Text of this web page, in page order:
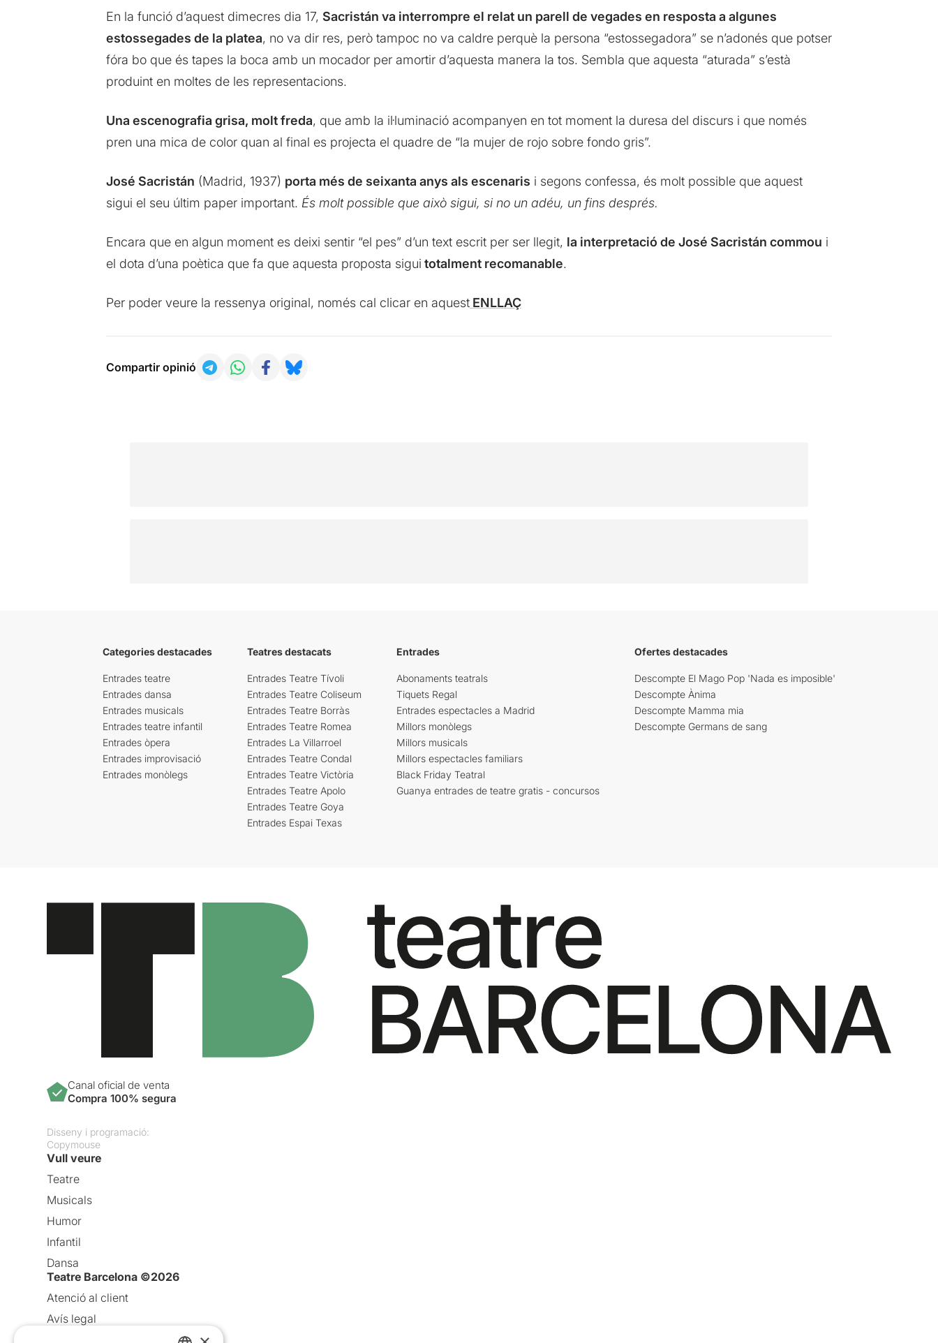
En la funció d’aquest dimecres dia 17, Sacristán va interrompre el relat un parell de vegades en resposta a algunes
estossegades de la platea, no va dir res, però tampoc no va caldre perquè la persona “estossegadora” se n’adonés que potser
fóra bo que és tapes la boca amb un mocador per amortir d’aquesta manera la tos. Sembla que aquesta “aturada” s’està
produint en moltes de les representacions.
Una escenografia grisa, molt freda, que amb la il·luminació acompanyen en tot moment la duresa del discurs i que només
pren una mica de color quan al final es projecta el quadre de “la mujer de rojo sobre fondo gris”.
José Sacristán (Madrid, 1937) porta més de seixanta anys als escenaris i segons confessa, és molt possible que aquest
sigui el seu últim paper important. És molt possible que això sigui, si no un adéu, un fins després.
Encara que en algun moment es deixi sentir “el pes” d’un text escrit per ser llegit, la interpretació de José Sacristán commou i
el dota d’una poètica que fa que aquesta proposta sigui totalment recomanable.
Per poder veure la ressenya original, només cal clicar en aquestENLLAÇ
Compartir opinió
Categories destacades
Entrades teatre
Entrades dansa
Entrades musicals
Entrades teatre infantil
Entrades òpera
Entrades improvisació
Entrades monòlegs
Teatres destacats
Entrades Teatre Tívoli
Entrades Teatre Coliseum
Entrades Teatre Borràs
Entrades Teatre Romea
Entrades La Villarroel
Entrades Teatre Condal
Entrades Teatre Victòria
Entrades Teatre Apolo
Entrades Teatre Goya
Entrades Espai Texas
Entrades
Abonaments teatrals
Tiquets Regal
Entrades espectacles a Madrid
Millors monòlegs
Millors musicals
Millors espectacles familiars
Black Friday Teatral
Guanya entrades de teatre gratis - concursos
Ofertes destacades
Descompte El Mago Pop 'Nada es imposible'
Descompte Ànima
Descompte Mamma mia
Descompte Germans de sang
Canal oficial de venta
Compra 100% segura
Disseny i programació:
Copymouse
Vull veure
Teatre
Musicals
Humor
Infantil
Dansa
Teatre Barcelona ©2026
Atenció al client
Avís legal